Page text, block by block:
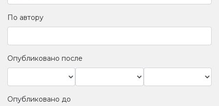
По автору
Опубликовано после
Опубликовано до